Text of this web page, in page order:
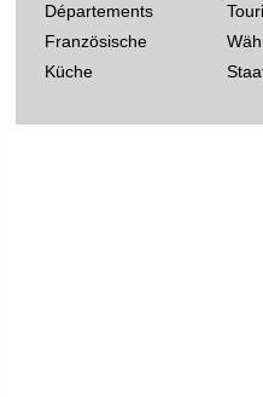
Départements
Französische
Küche